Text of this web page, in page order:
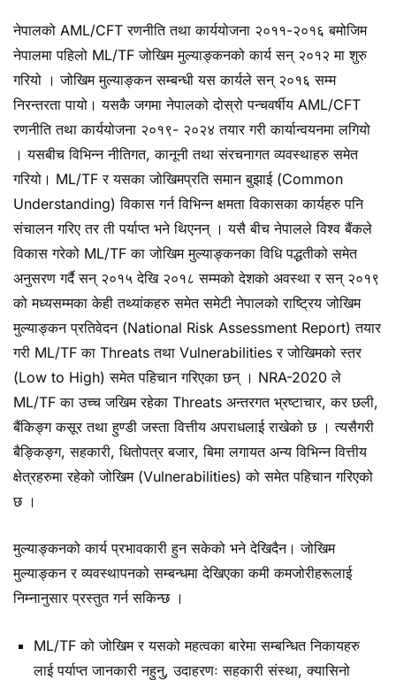
नेपालको AML/CFT रणनीति तथा कार्ययोजना २०११-२०१६ बमोजिम
नेपालमा पहिलो ML/TF जोखिम मुल्याङ्कनको कार्य सन् २०१२ मा शुरु
गरियो । जोखिम मुल्याङ्कन सम्बन्धी यस कार्यले सन् २०१६ सम्म
निरन्तरता पायो। यसकै जगमा नेपालको दोस्रो पन्चवर्षीय AML/CFT
रणनीति तथा कार्ययोजना २०१९- २०२४ तयार गरी कार्यान्वयनमा लगियो
। यसबीच विभिन्न नीतिगत, कानूनी तथा संरचनागत व्यवस्थाहरु समेत
गरियो। ML/TF र यसका जोखिमप्रति समान बुझाई (Common
Understanding) विकास गर्न विभिन्न क्षमता विकासका कार्यहरु पनि
संचालन गरिए तर ती पर्याप्त भने थिएनन् । यसै बीच नेपालले विश्व बैंकले
विकास गरेको ML/TF का जोखिम मुल्याङ्कनका विधि पद्धतीको समेत
अनुसरण गर्दै सन् २०१५ देखि २०१८ सम्मको देशको अवस्था र सन् २०१९
को मध्यसम्मका केही तथ्यांकहरु समेत समेटी नेपालको राष्ट्रिय जोखिम
मुल्याङ्कन प्रतिवेदन (National Risk Assessment Report) तयार
गरी ML/TF का Threats तथा Vulnerabilities र जोखिमको स्तर
(Low to High) समेत पहिचान गरिएका छन् । NRA-2020 ले
ML/TF का उच्च जखिम रहेका Threats अन्तरगत भ्रष्टाचार, कर छली,
बैंकिङ्ग कसूर तथा हुण्डी जस्ता वित्तीय अपराधलाई राखेको छ । त्यसैगरी
बैङ्किङ्ग, सहकारी, धितोपत्र बजार, बिमा लगायत अन्य विभिन्न वित्तीय
क्षेत्रहरुमा रहेको जोखिम (Vulnerabilities) को समेत पहिचान गरिएको
छ ।
मुल्याङ्कनको कार्य प्रभावकारी हुन सकेको भने देखिदैन। जोखिम
मुल्याङ्कन र व्यवस्थापनको सम्बन्धमा देखिएका कमी कमजोरीहरूलाई
निम्नानुसार प्रस्तुत गर्न सकिन्छ ।
ML/TF को जोखिम र यसको महत्वका बारेमा सम्बन्धित निकायहरु
लाई पर्याप्त जानकारी नहुनु, उदाहरणः सहकारी संस्था, क्यासिनो